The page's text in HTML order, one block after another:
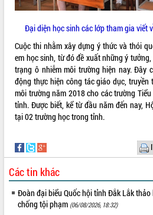
Lễ truy điệu và an táng hài cốt liệt sĩ
Bàn giải pháp tháo gỡ khó khăn trong
xuất khẩu sầu riêng và triển khai quy
định EUDR
Thứ trưởng Bộ Nông nghiệp và Môi
trường Nguyễn Hoàng Hiệp khảo sát
vùng trồng và doanh nghiệp đóng gói
sầu riêng tại Đắk Lắk
Trình diễn nghệ thuật chế biến các
Đắk Lắk công bố Quy hoạch và xúc
tiến đầu tư tỉnh
Ngành cá ngừ Đắk Lắk chủ động thích
ứng để giữ vững thị trường xuất khẩu
Diễn đàn Kinh tế tư nhân Việt Nam đột
THỐNG KÊ TRUY CẬP
Hôm nay: 10274
Tất cả: 66023014
Đại diện học sinh các lớp tham gia viết
Cuộc thi nhằm xây dựng ý thức và thói
em học sinh, từ đó đề xuất những ý
trạng ô nhiễm môi trường hiện nay. Đây
động thực hiện công tác giáo dục, truyền
môi trường năm 2018 cho các trường Tiểu
tỉnh. Được biết, kể từ đầu năm đến nay,
tại 02 trường học trong tỉnh.
Các tin khác
Đoàn đại biểu Quốc hội tỉnh Đắk Lắk
chống tội phạm (06/08/2026, 18:32)